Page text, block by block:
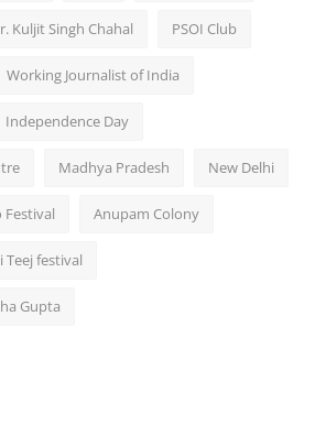
Kuljit Singh Chahal PSOI Club
Working Journalist of India
Independence Day
Madhya Pradesh New Delhi
Festival Anupam Colony
Teej festival
Gupta